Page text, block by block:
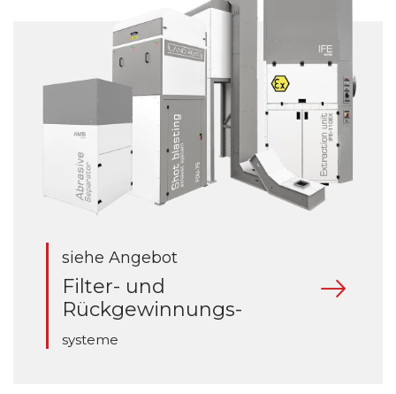
siehe Angebot
Filter- und
Rückgewinnungs-
systeme